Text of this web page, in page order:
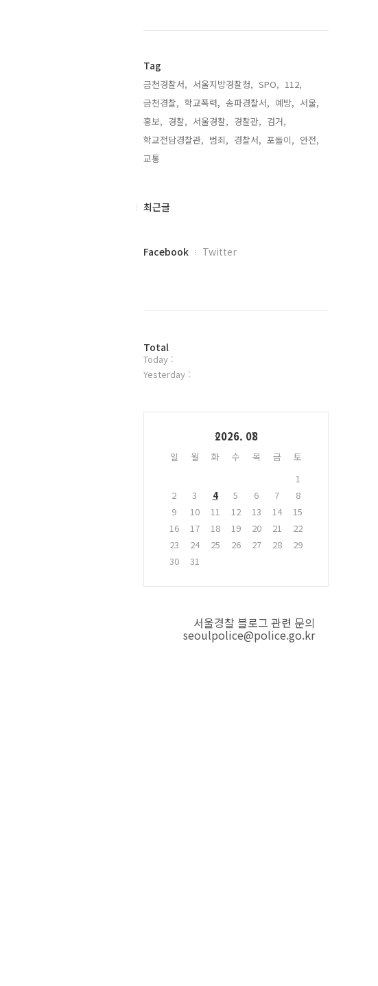
Tag
금천경찰서, 서울지방경찰청, SPO, 112,
금천경찰, 학교폭력, 송파경찰서, 예방, 서울,
홍보, 경찰, 서울경찰, 경찰관, 검거,
학교전담경찰관, 범죄, 경찰서, 포돌이, 안전,
교통,
최
최근글
페
플
러
그
Facebook Twitter
방
문
자
Total
Today :
Yesterday :
2026. 08
일 월 화 수 목 금
토
1
2
3 4 5 6 7
8
9
10 11 12 13 14
15
16
17 18 19 20 21
22
23
24 25 26 27 28
29
30
31
서울경찰 블로그 관련 문의
seoulpolice@police.go.kr